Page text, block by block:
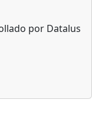
por Datalus